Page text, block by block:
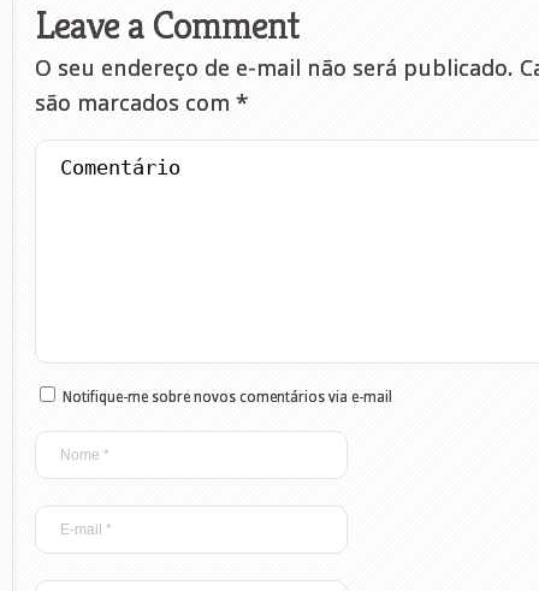
Leave a Comment
O seu endereço de e-mail não será publicado.
são marcados com *
Notifique-me sobre novos comentários via e-mail